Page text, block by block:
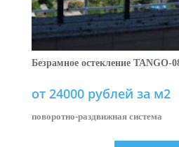
Безрамное остекление TANGO-
от 24000 рублей за м2
поворотно-раздвижная система